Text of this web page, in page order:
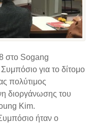
στο Sogang
για το δίτομο
πολύτιμος
διοργάνωσης του
Kim.
ήταν ο